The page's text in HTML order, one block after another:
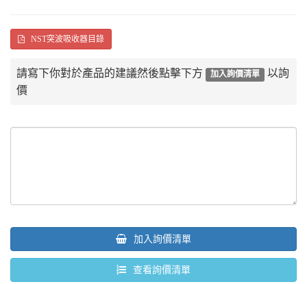
NST突波吸收器目錄
請寫下你對於產品的建議然後點擊下方 加入詢價清單
以詢
價
加入詢價清單
查看詢價清單